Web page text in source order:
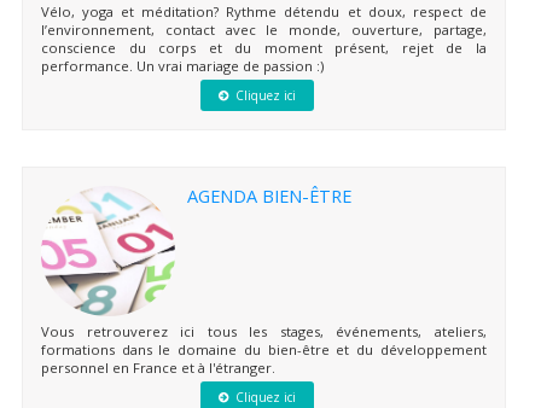
Vélo, yoga et méditation? Rythme détendu et doux, respect de
l’environnement, contact avec le monde, ouverture, partage,
conscience du corps et du moment présent, rejet de la
performance. Un vrai mariage de passion :)
Cliquez ici
AGENDA BIEN-ÊTRE
Vous retrouverez ici tous les stages, événements, ateliers,
formations dans le domaine du bien-être et du développement
personnel en France et à l'étranger.
Cliquez ici